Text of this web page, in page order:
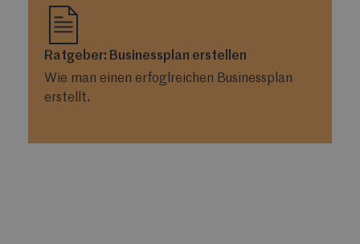
Ratgeber: Businessplan erstellen
Wie man einen erfoglreichen Businessplan
erstellt.